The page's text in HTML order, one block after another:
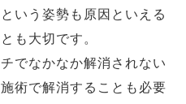
いう姿勢も原因といえる
も大切です。
でなかなか解消されない
術で解消することも必要